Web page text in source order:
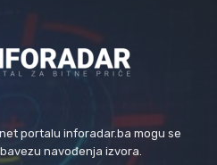
portalu inforadar.ba mogu se
navođenja izvora.